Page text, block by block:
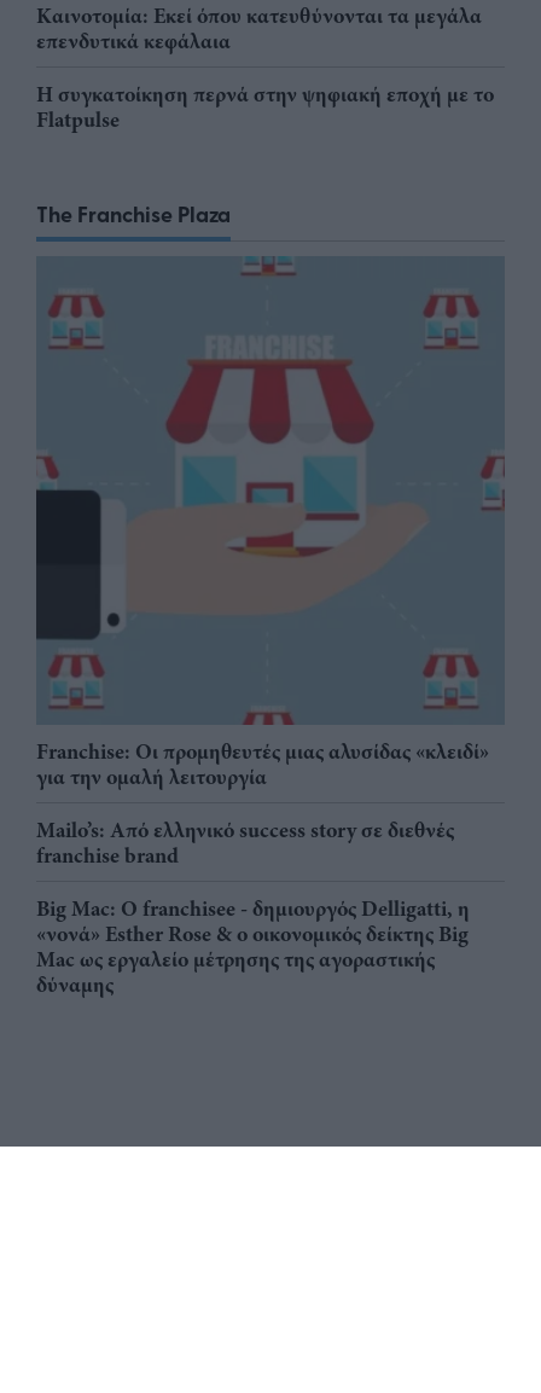
Καινοτομία: Εκεί όπου κατευθύνονται τα μεγάλα
επενδυτικά κεφάλαια
Η συγκατοίκηση περνά στην ψηφιακή εποχή με το
Flatpulse
The Franchise Plaza
Franchise: Οι προμηθευτές μιας αλυσίδας «κλειδί»
για την ομαλή λειτουργία
Mailo’s: Από ελληνικό success story σε διεθνές
franchise brand
Big Mac: Ο franchisee - δημιουργός Delligatti, η
«νονά» Esther Rose & ο οικονομικός δείκτης Big
Mac ως εργαλείο μέτρησης της αγοραστικής
δύναμης